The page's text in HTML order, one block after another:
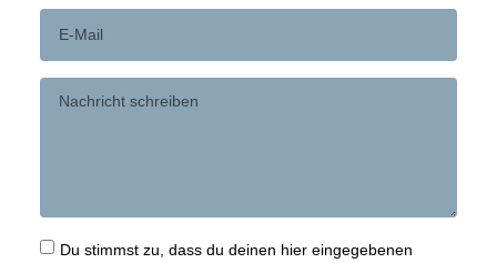
Du stimmst zu, dass du deinen hier eingegebenen